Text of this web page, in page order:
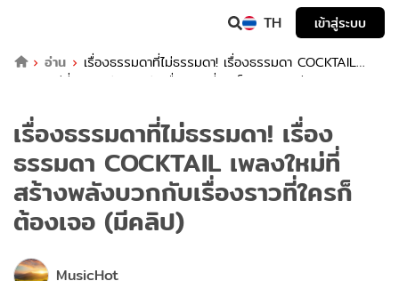
TH
เข้าสู่ระบบ
อ่าน
เรื่องธรรมดาที่ไม่ธรรมดา! เรื่องธรรมดา COCKTAIL
เพลงใหม่ที่สร้างพลังบวกกับเรื่องราวที่ใครก็ต้องเจอ (มีคลิป)
เรื่องธรรมดาที่ไม่ธรรมดา! เรื่อง
ธรรมดา COCKTAIL เพลงใหม่ที่
สร้างพลังบวกกับเรื่องราวที่ใครก็
ต้องเจอ (มีคลิป)
MusicHot